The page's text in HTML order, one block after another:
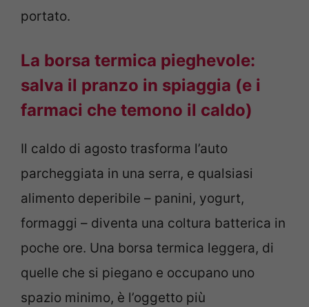
portato.
La borsa termica pieghevole:
salva il pranzo in spiaggia (e i
farmaci che temono il caldo)
Il caldo di agosto trasforma l’auto
parcheggiata in una serra, e qualsiasi
alimento deperibile – panini, yogurt,
formaggi – diventa una coltura batterica in
poche ore. Una borsa termica leggera, di
quelle che si piegano e occupano uno
spazio minimo, è l’oggetto più